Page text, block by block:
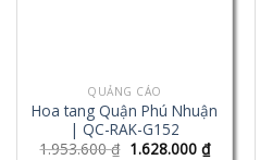
QUẢNG CÁO
Hoa tang Quận Phú Nhuận
| QC-RAK-G152
1.953.600₫ 1.628.000 ₫